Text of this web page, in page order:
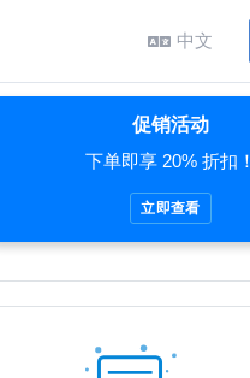
中文
促销活动
下单即享 20% 折扣！
立即查看